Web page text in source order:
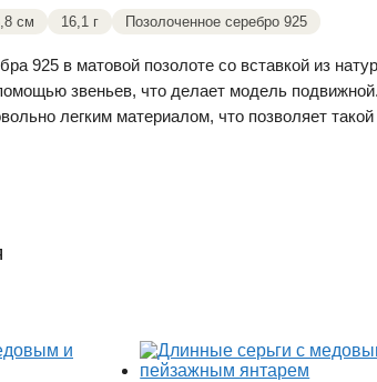
см 16,1 г Позолоченное серебро 925
925 в матовой позолоте со вставкой из
звеньев, что делает модель
легким материалом, что позволяет